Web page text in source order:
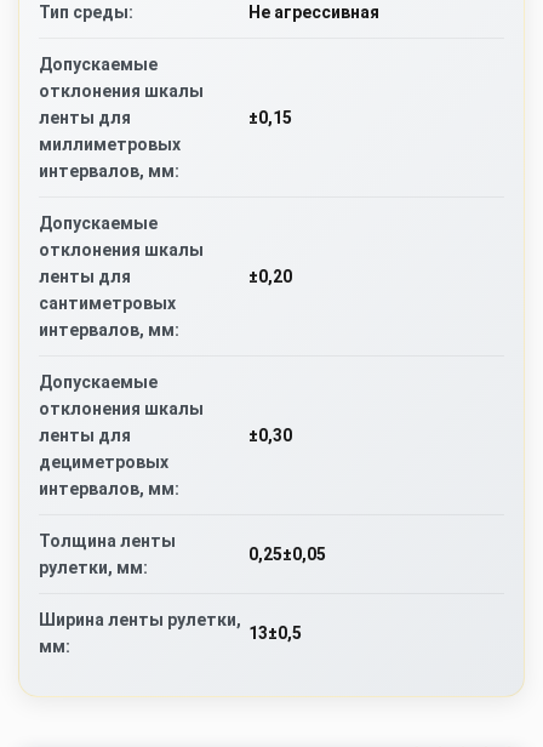
Тип среды: Не агрессивная
Допускаемые
отклонения шкалы
ленты для
миллиметровых
интервалов, мм:
±0,15
Допускаемые
отклонения шкалы
ленты для
сантиметровых
интервалов, мм:
±0,20
Допускаемые
отклонения шкалы
ленты для
дециметровых
интервалов, мм:
±0,30
Толщина ленты
рулетки, мм:
0,25±0,05
Ширина ленты рулетки,
мм:
13±0,5